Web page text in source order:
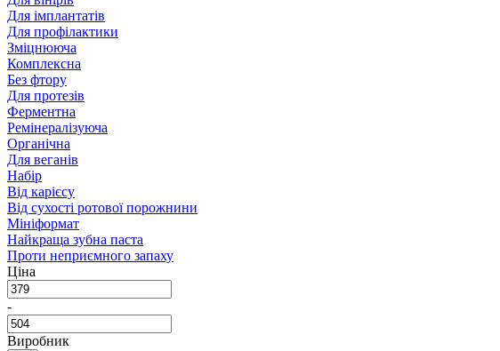
Для імплантатів
Для профілактики
Зміцнююча
Комплексна
Без фтору
Для протезів
Ферментна
Ремінералізуюча
Органічна
Для веганів
Набір
Від карієсу
Від сухості ротової порожнини
Мініформат
Найкраща зубна паста
Проти неприємного запаху
Ціна
-
Виробник